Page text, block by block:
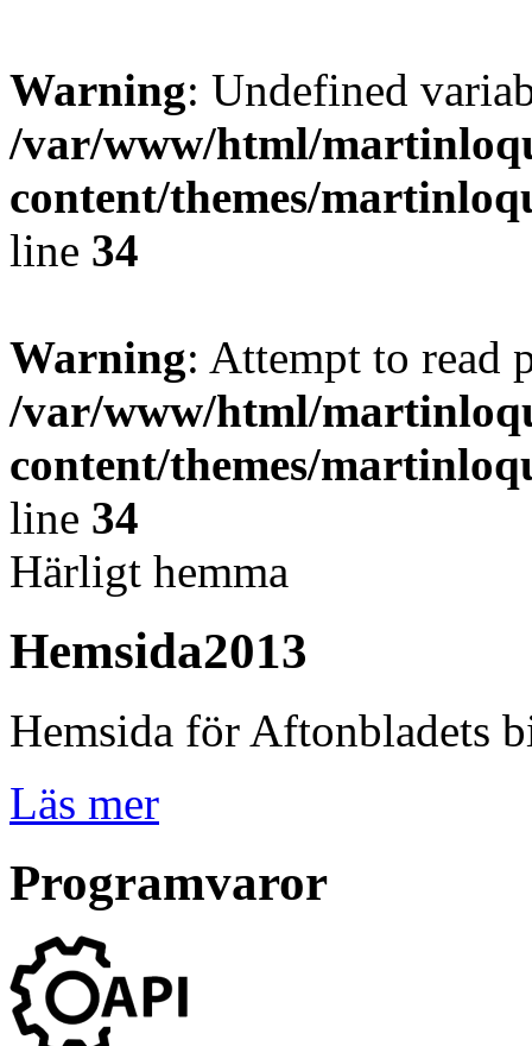
Warning: Undefined
/var/www/html/
content/themes/
line 34
Warning: Attempt to
/var/www/html/
content/themes/
line 34
Härligt hemma
Hemsida2013
Hemsida för Aftonbladets
Läs mer
Programvaror